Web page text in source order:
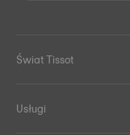
Świat Tissot
Usługi